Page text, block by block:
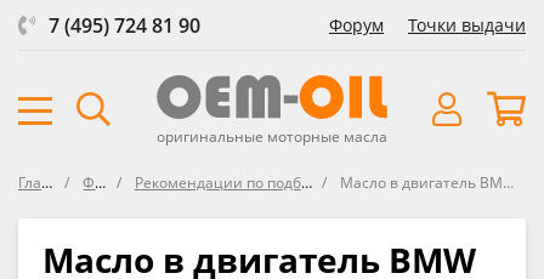
7 (495) 724 81 90 Форум Точки выдачи
оригинальные моторные масла
Главная Форум Рекомендации по подбору масла в BMW Масло в двигатель BMW X3 30d мотор B57
Масло в двигатель BMW